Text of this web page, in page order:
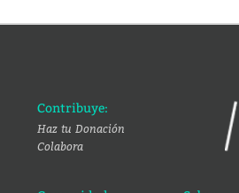
Contribuye:
Haz tu Donación
Colabora